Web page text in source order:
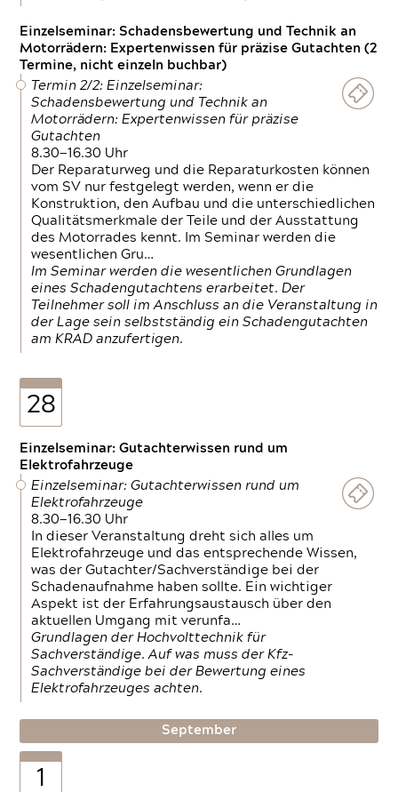
Einzelseminar: Schadensbewertung und Technik an
Motorrädern: Expertenwissen für präzise Gutachten (2
Termine, nicht einzeln buchbar)
Termin 2/2: Einzelseminar:
Schadensbewertung und Technik an
Motorrädern: Expertenwissen für präzise
Gutachten
8.30—16.30 Uhr
Der Reparaturweg und die Reparaturkosten können
vom SV nur festgelegt werden, wenn er die
Konstruktion, den Aufbau und die unterschiedlichen
Qualitätsmerkmale der Teile und der Ausstattung
des Motorrades kennt. Im Seminar werden die
wesentlichen Gru…
Im Seminar werden die wesentlichen Grundlagen
eines Schadengutachtens erarbeitet. Der
Teilnehmer soll im Anschluss an die Veranstaltung in
der Lage sein selbstständig ein Schadengutachten
am KRAD anzufertigen.
28
Einzelseminar: Gutachterwissen rund um
Elektrofahrzeuge
Einzelseminar: Gutachterwissen rund um
Elektrofahrzeuge
8.30—16.30 Uhr
In dieser Veranstaltung dreht sich alles um
Elektrofahrzeuge und das entsprechende Wissen,
was der Gutachter/Sachverständige bei der
Schadenaufnahme haben sollte. Ein wichtiger
Aspekt ist der Erfahrungsaustausch über den
aktuellen Umgang mit verunfa…
Grundlagen der Hochvolttechnik für
Sachverständige. Auf was muss der Kfz-
Sachverständige bei der Bewertung eines
Elektrofahrzeuges achten.
September
1